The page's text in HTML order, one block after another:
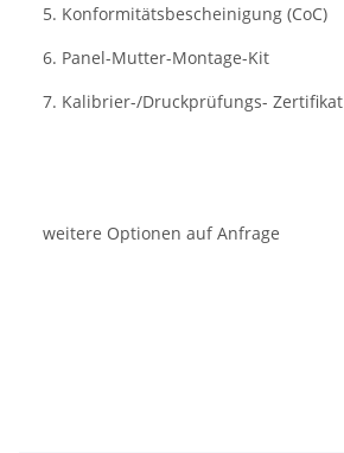
5. Konformitätsbescheinigung (CoC)
6. Panel-Mutter-Montage-Kit
7. Kalibrier-/Druckprüfungs- Zertifikat
weitere Optionen auf Anfrage